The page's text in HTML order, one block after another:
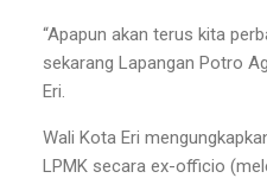
“Apapun akan terus kita
sekarang Lapangan Potro
Eri.
Wali Kota Eri
LPMK secara ex-officio